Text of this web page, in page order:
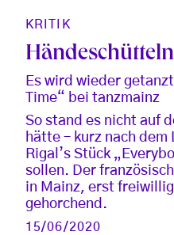
KRITIK
Es wird wieder
Time“ bei tanzmainz
So stand es nicht auf
hätte – kurz nach dem
Rigal’s Stück
sollen. Der
in Mainz, erst
gehorchend.
15/06/2020